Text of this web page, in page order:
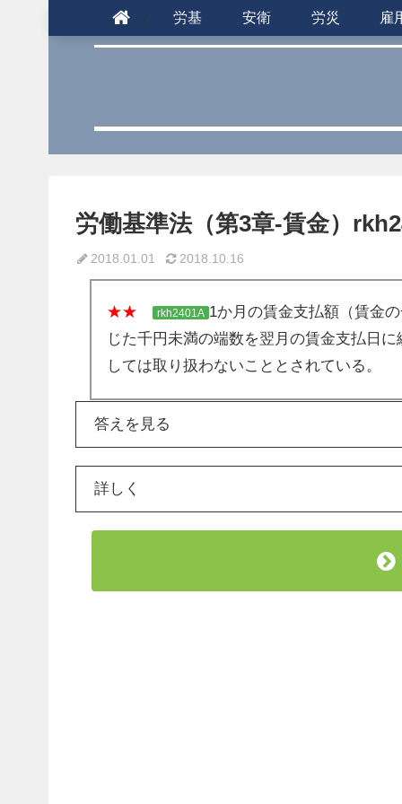
労基 安衛 労災 雇
労働基準法（第3章-賃金）
2018.01.01 2018.10.16
★★ rkh2401A 1か月の賃金支払額（賃金
じた千円未満の端数を翌月の賃金支払日
しては取り扱わないこととされている。
答えを見る
詳しく